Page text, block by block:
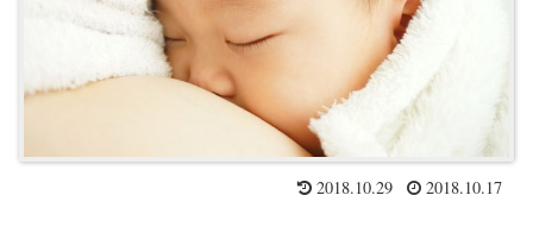
2018.10.29 2018.10.17